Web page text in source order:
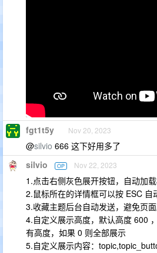
fgt1t5y Nov 20, 2023
@silvio 666 这下好用多了
silvio OP Nov 22, 2023
1.点击右侧灰色展开按钮，自动加
2.鼠标所在的详情框可以按 ESC 自
3.收藏主题后台自动发送，避免页
4.自定义展示高度，默认高度 600
有高度，如果 0 则全部展示
5.自定义展示内容：